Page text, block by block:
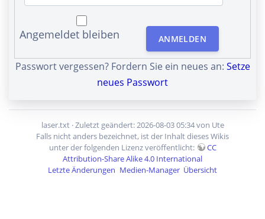
Angemeldet bleiben ANMELDEN
Passwort vergessen? Fordern Sie ein neues an: Setze
neues Passwort
laser.txt· Zuletzt geändert: 2026-08-03 05:34 von Ute
Falls nicht anders bezeichnet, ist der Inhalt dieses Wikis
unter der folgenden Lizenz veröffentlicht:
CC
Attribution-Share Alike 4.0 International
Letzte Änderungen Medien-Manager Übersicht